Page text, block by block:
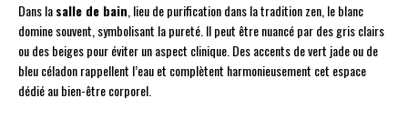
Dans lasalle de bain, lieu de purification dans la tradition zen, le blanc
domine souvent, symbolisant la pureté. Il peut être nuancé par des gris clairs
ou des beiges pour éviter un aspect clinique. Des accents de vert jade ou de
bleu céladon rappellent l’eau et complètent harmonieusement cet espace
dédié au bien-être corporel.